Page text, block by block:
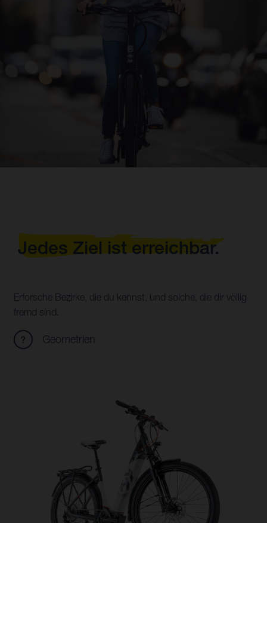
Jedes Ziel ist erreichbar.
Erforsche Bezirke, die du kennst, und solche, die dir völlig
fremd sind.
Geometrien